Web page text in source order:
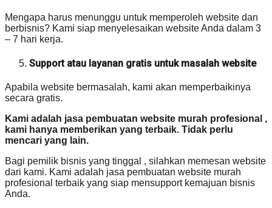
Mengapa harus menunggu untuk memperoleh website dan
berbisnis? Kami siap menyelesaikan website Anda dalam 3
– 7 hari kerja.
Support atau layanan gratis untuk masalah website
Apabila website bermasalah, kami akan memperbaikinya
secara gratis.
Kami adalah jasa pembuatan website murah profesional ,
kami hanya memberikan yang terbaik. Tidak perlu
mencari yang lain.
Bagi pemilik bisnis yang tinggal , silahkan memesan website
dari kami. Kami adalah jasa pembuatan website murah
profesional terbaik yang siap mensupport kemajuan bisnis
Anda.